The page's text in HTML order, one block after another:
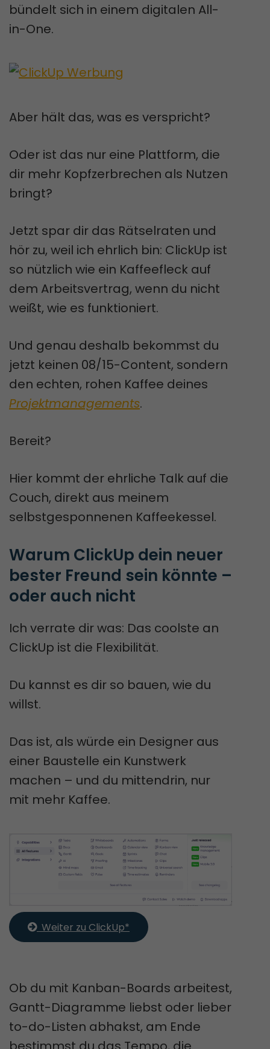
bündelt sich in einem digitalen All-
in-One.
Aber hält das, was es verspricht?
Oder ist das nur eine Plattform, die
dir mehr Kopfzerbrechen als Nutzen
bringt?
Jetzt spar dir das Rätselraten und
hör zu, weil ich ehrlich bin: ClickUp ist
so nützlich wie ein Kaffeefleck auf
dem Arbeitsvertrag, wenn du nicht
weißt, wie es funktioniert.
Und genau deshalb bekommst du
jetzt keinen 08/15-Content, sondern
den echten, rohen Kaffee deines
Projektmanagements.
Bereit?
Hier kommt der ehrliche Talk auf die
Couch, direkt aus meinem
selbstgesponnenen Kaffeekessel.
Warum ClickUp dein neuer
bester Freund sein könnte –
oder auch nicht
Ich verrate dir was: Das coolste an
ClickUp ist die Flexibilität.
Du kannst es dir so bauen, wie du
willst.
Das ist, als würde ein Designer aus
einer Baustelle ein Kunstwerk
machen – und du mittendrin, nur
mit mehr Kaffee.
  Weiter zu ClickUp*
Ob du mit Kanban-Boards arbeitest,
Gantt-Diagramme liebst oder lieber
to-do-Listen abhakst, am Ende